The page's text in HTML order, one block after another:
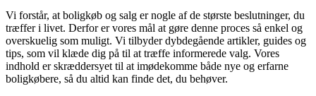
Vi forstår, at boligkøb og salg er nogle af de største beslutninger, du
træffer i livet. Derfor er vores mål at gøre denne proces så enkel og
overskuelig som muligt. Vi tilbyder dybdegående artikler, guides og
tips, som vil klæde dig på til at træffe informerede valg. Vores
indhold er skræddersyet til at imødekomme både nye og erfarne
boligkøbere, så du altid kan finde det, du behøver.